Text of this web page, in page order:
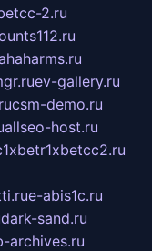
2.ru
ev-gallery.ru
csm-demo.ru
allseo-host.ru
e-abis1c.ru
dark-sand.ru
archives.ru